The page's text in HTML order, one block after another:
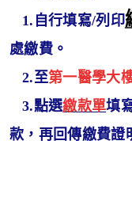
1.自行填寫/列印
處繳費。
2.至第一醫學大
3.點選繳款單填
款，再回傳繳費證